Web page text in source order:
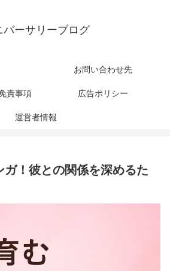
バーサリーブログ
お問い合わせ先
責事項 広告ポリシー
運営者情報
ガ！彼との関係を深めるた